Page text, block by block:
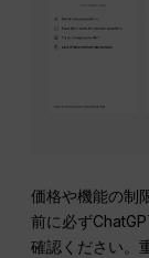
価格や機能の制
前に必ず
確認ください。